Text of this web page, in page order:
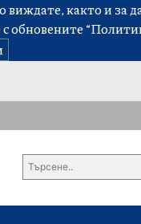
както и за
обновените